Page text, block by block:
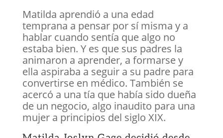
Matilda aprendió a una edad
temprana a pensar por sí misma y a
hablar cuando sentía que algo no
estaba bien. Y es que sus padres la
animaron a aprender, a formarse y
ella aspiraba a seguir a su padre para
convertirse en médico. También se
acercó a una tía que había sido dueña
de un negocio, algo inaudito para una
mujer a principios del siglo XIX.